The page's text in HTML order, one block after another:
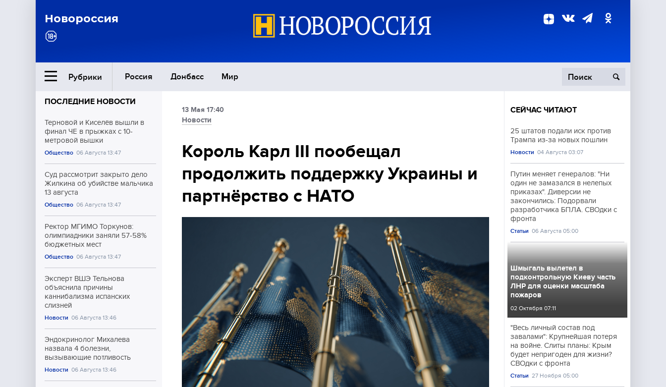
Новороссия
Рубрики Россия Донбасс Мир
Ближний Восток
Общество
Экономика
Происшествия
Культура
Спорт
ПОСЛЕДНИЕ НОВОСТИ
Терновой и Киселёв вышли в
финал ЧЕ в прыжках с 10-
метровой вышки
Общество 06 Августа 13:47
Суд рассмотрит закрыто дело
Жилкина об убийстве мальчика
13 августа
Общество 06 Августа 13:47
Ректор МГИМО Торкунов:
олимпиадники заняли 57-58%
бюджетных мест
Общество 06 Августа 13:47
Эксперт ВШЭ Тельнова
объяснила причины
каннибализма испанских
слизней
Новости 06 Августа 13:46
Эндокринолог Михалева
назвала 4 болезни,
вызывающие потливость
Новости 06 Августа 13:46
13 Мая 17:40
Новости
Король Карл III пообещал
продолжить поддержку Украины и
партнёрство с НАТО
СЕЙЧАС ЧИТАЮТ
25 штатов подали иск против
Трампа из-за новых пошлин
Новости 04 Августа 03:07
Путин меняет генералов: "Ни
один не замазался в нелепых
приказах". Диверсии не
закончились: Подорвали
разработчика БПЛА. СВОдки с
фронта
Статьи 06 Августа 05:00
Шмыгаль вылетел в
подконтрольную Киеву часть
ЛНР для оценки масштаба
пожаров
02 Октября 07:11
"Весь личный состав под
завалами": Крупнейшая потеря
на войне. Слиты планы: Крым
будет непригоден для жизни?
СВОдки с фронта
Статьи 27 Ноября 05:00